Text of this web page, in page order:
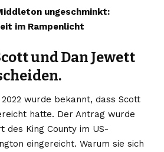
ungeschminkt:
im Rampenlicht
und Dan Jewett
wurde bekannt, dass Scott
hatte. Der Antrag wurde
des King County im US-
eingereicht. Warum sie sich